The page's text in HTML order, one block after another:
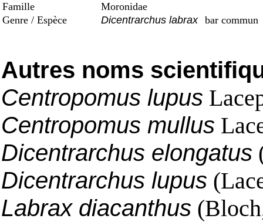
Famille
Moronidae
Genre / Espèce
Dicentrarchus labrax bar commun
Autres noms
Centropomus lupus
Centropomus mullus
Dicentrarchus elongatus
Dicentrarchus lupus
Labrax diacanthus